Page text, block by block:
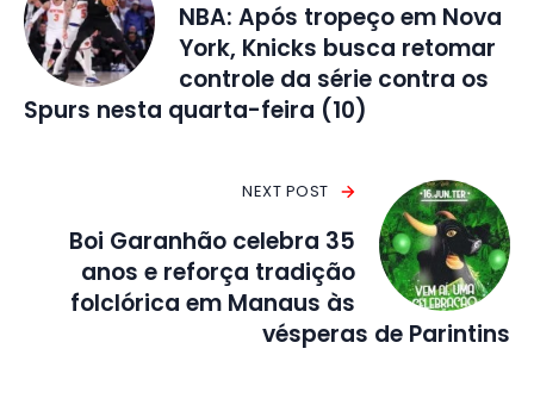
NBA: Após tropeço em Nova
York, Knicks busca retomar
controle da série contra os
Spurs nesta quarta-feira (10)
NEXT POST
Boi Garanhão celebra 35
anos e reforça tradição
folclórica em Manaus às
vésperas de Parintins